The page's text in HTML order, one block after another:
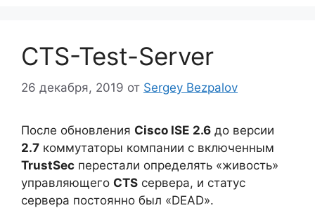
CTS-Test-Server
26 декабря, 2019 от Sergey Bezpalov
После обновления Cisco ISE 2.6 до версии
2.7 коммутаторы компании с включенным
TrustSec перестали определять «живость»
управляющего CTS сервера, и статус
сервера постоянно был «DEAD».